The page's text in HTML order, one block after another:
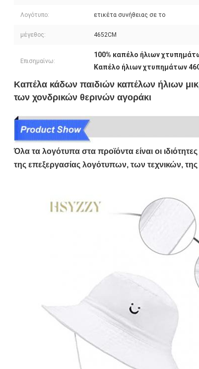
Λογότυπο: ετικέτα συνήθειας σε το
μέγεθος: 4652CM
Επισημαίνω:
100% καπέλο ήλιων
Καπέλο ήλιων χτυπημάτων
Καπέλα κάδων παιδιών καπέλων ήλιων
των χονδρικών θερινών αγοράκι
Όλα τα λογότυπα στα προϊόντα είναι οι
της επεξεργασίας λογότυπων, των τεχνικών,